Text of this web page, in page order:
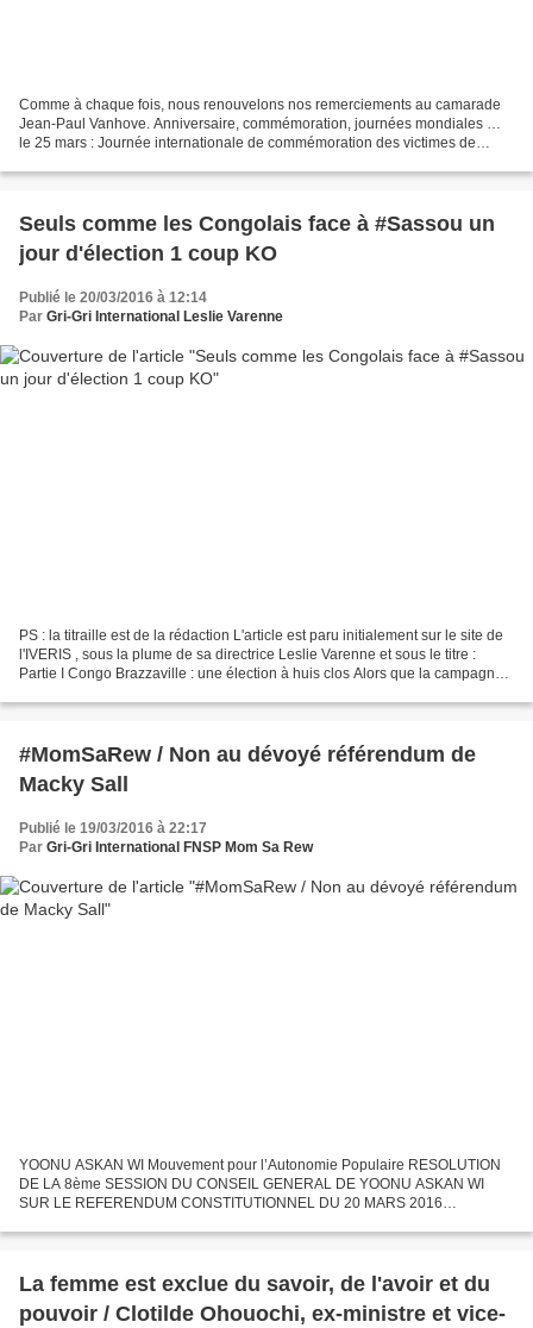
Comme à chaque fois, nous renouvelons nos remerciements au camarade
Jean-Paul Vanhove. Anniversaire, commémoration, journées mondiales …
le 25 mars : Journée internationale de commémoration des victimes de
Seuls comme les Congolais face à #Sassou un
jour d'élection 1 coup KO
Publié le 20/03/2016 à 12:14
Par Gri-Gri International Leslie Varenne
PS : la titraille est de la rédaction L'article est paru initialement sur le site de
l'IVERIS , sous la plume de sa directrice Leslie Varenne et sous le titre :
Partie I Congo Brazzaville : une élection à huis clos Alors que la campagne
#MomSaRew / Non au dévoyé référendum de
Macky Sall
Publié le 19/03/2016 à 22:17
Par Gri-Gri International FNSP Mom Sa Rew
YOONU ASKAN WI Mouvement pour l’Autonomie Populaire RESOLUTION
DE LA 8ème SESSION DU CONSEIL GENERAL DE YOONU ASKAN WI
SUR LE REFERENDUM CONSTITUTIONNEL DU 20 MARS 2016
les forces vives...
La femme est exclue du savoir, de l'avoir et du
pouvoir / Clotilde Ohouochi, ex-ministre et vice-